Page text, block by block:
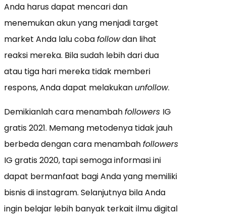
Anda harus dapat mencari dan
menemukan akun yang menjadi target
market Anda lalu cobafollowdan lihat
reaksi mereka. Bila sudah lebih dari dua
atau tiga hari mereka tidak memberi
respons, Anda dapat melakukan unfollow.
Demikianlah cara menambahfollowers IG
gratis 2021. Memang metodenya tidak jauh
berbeda dengan cara menambahfollowers
IG gratis 2020, tapi semoga informasi ini
dapat bermanfaat bagi Anda yang memiliki
bisnis di instagram. Selanjutnya bila Anda
ingin belajar lebih banyak terkait ilmu digital